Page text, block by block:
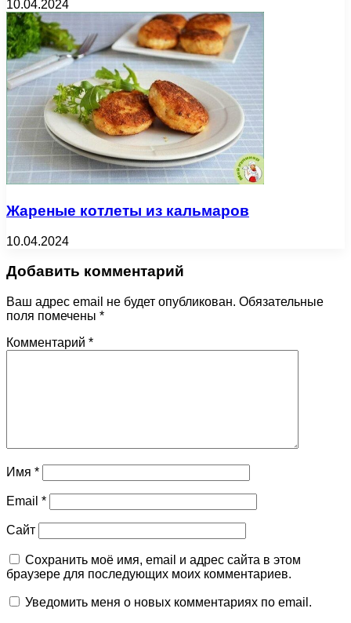
10.04.2024
Жареные котлеты из кальмаров
10.04.2024
Добавить комментарий
Ваш адрес email не будет опубликован. Обязательные
поля помечены *
Комментарий *
Имя *
Email *
Сайт
Сохранить моё имя, email и адрес сайта в этом
браузере для последующих моих комментариев.
Уведомить меня о новых комментариях по email.